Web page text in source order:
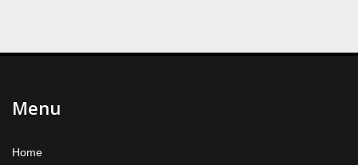
Menu
Home